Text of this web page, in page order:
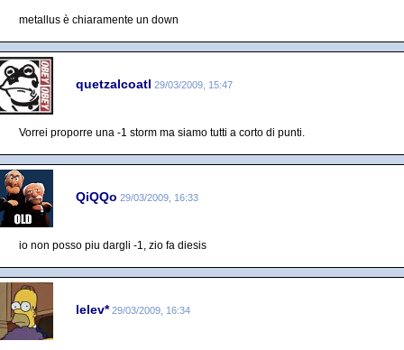
metallus è chiaramente un down
quetzalcoatl 29/03/2009, 15:47
Vorrei proporre una -1 storm ma siamo tutti a corto di punti.
QiQQo 29/03/2009, 16:33
io non posso piu dargli -1, zio fa diesis
lelev* 29/03/2009, 16:34